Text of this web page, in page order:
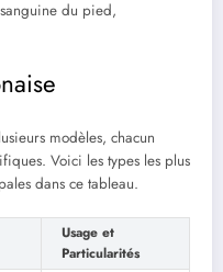
du pied,
modèles, chacun
Voici les types les plus
dans ce tableau.
Usage et
Particularités